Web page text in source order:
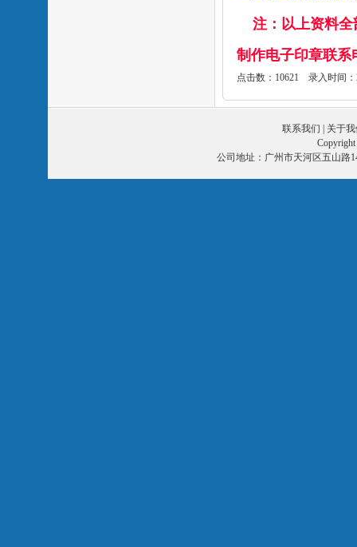
注：以上资料全
制作电子印章联系
点击数：10621 录入时间
联系我们
关于
公司地址：广州市天河区五山路